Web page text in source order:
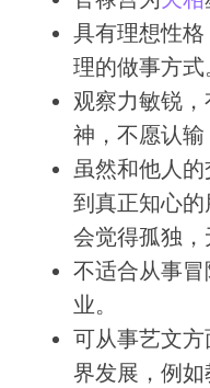
具有理想性
理的做事方式
观察力敏锐
神，不愿认输
虽然和他人
到真正知心
会觉得孤独，
不适合从事
业。
可从事艺文
界发展，例如